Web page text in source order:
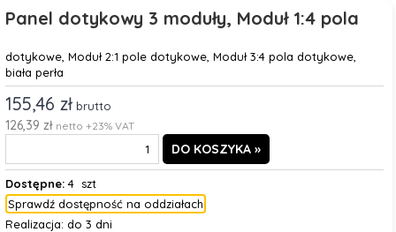
Panel dotykowy 3 moduły, Moduł 1:4 pola
dotykowe, Moduł 2:1 pole dotykowe, Moduł 3:4 pola dotykowe,
biała perła
155,46 zł brutto
126,39 zł netto +23% VAT
Dostępne:4 szt
Sprawdź dostępność na oddziałach
Realizacja: do 3 dni